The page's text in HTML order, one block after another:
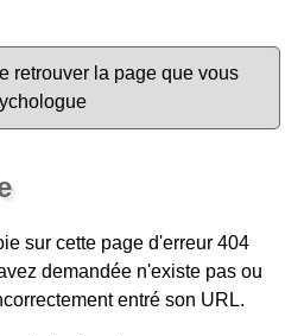
retrouver la page que vous
sur cette page d'erreur 404
demandée n'existe pas ou
entré son URL.